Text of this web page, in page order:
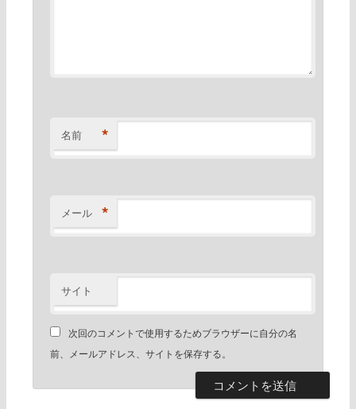
名前 *
メール *
サイト
次回のコメントで使用するためブラウザーに自分の名
前、メールアドレス、サイトを保存する。